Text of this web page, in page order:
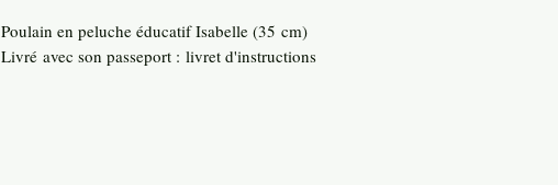
Poulain en peluche éducatif Isabelle (35 cm)
Livré avec son passeport : livret d'instructions